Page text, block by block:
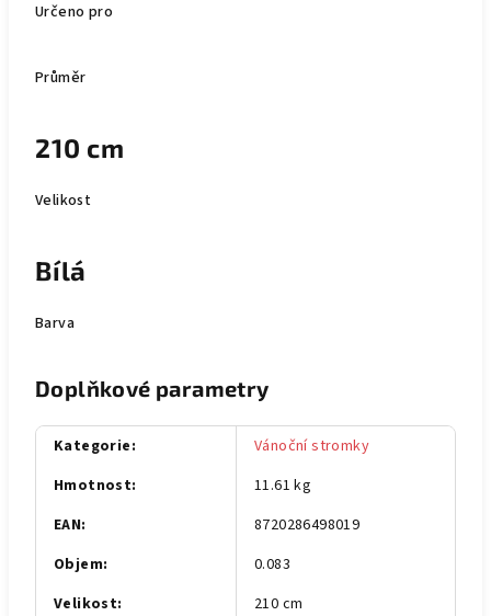
Určeno pro
Průměr
210 cm
Velikost
Bílá
Barva
Doplňkové parametry
Kategorie:
Vánoční stromky
Hmotnost:
11.61 kg
EAN:
8720286498019
Objem:
0.083
Velikost:
210 cm